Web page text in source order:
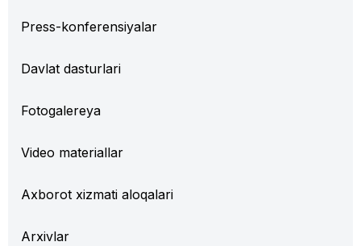
Press-konferensiyalar
Davlat dasturlari
Fotogalereya
Video materiallar
Axborot xizmati aloqalari
Arxivlar